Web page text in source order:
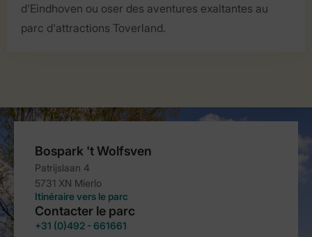
d'Eindhoven ou oser des aventures exaltantes au
parc d'attractions Toverland.